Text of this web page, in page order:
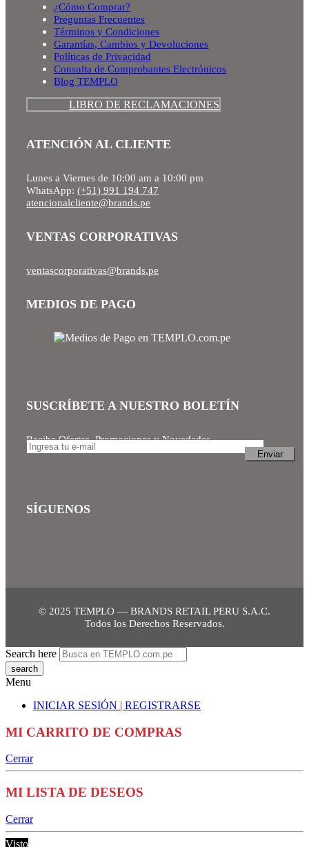
¿Cómo Comprar?
Preguntas Frecuentes
Términos y Condiciones
Garantías, Cambios y Devoluciones
Políticas de Privacidad
Consulta de Comprobantes Electrónicos
Blog TEMPLO
LIBRO DE RECLAMACIONES
ATENCIÓN AL CLIENTE
Lunes a Viernes de 10:00 am a 10:00 pm
WhatsApp: (+51) 991 194 747
atencionalcliente@brands.pe
VENTAS CORPORATIVAS
ventascorporativas@brands.pe
MEDIOS DE PAGO
SUSCRÍBETE A NUESTRO BOLETÍN
Recibe Ofertas, Promociones y Novedades
SÍGUENOS
© 2025 TEMPLO — BRANDS RETAIL PERU S.A.C.
Todos los Derechos Reservados.
Search here
Menu
INICIAR SESIÓN | REGISTRARSE
MI CARRITO DE COMPRAS
Cerrar
MI LISTA DE DESEOS
Cerrar
Visto